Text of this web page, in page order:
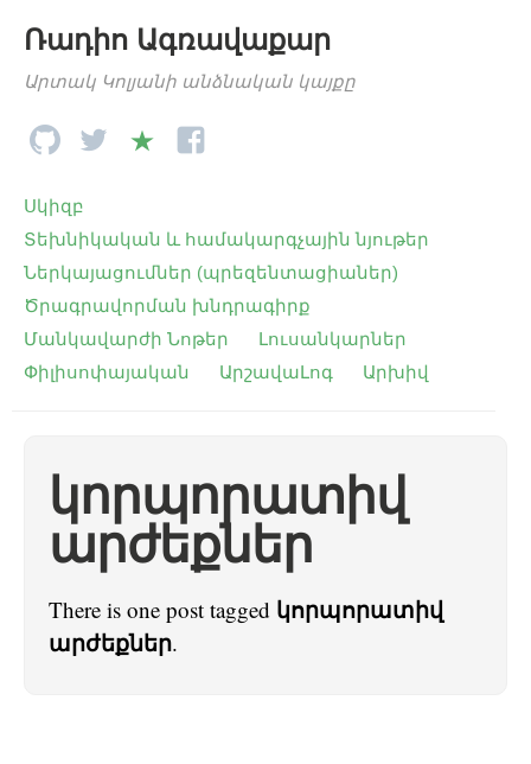
Ռադիո Ագռավաքար
Արտակ Կոլյանի անձնական կայքը
Սկիզբ
Տեխնիկական և համակարգչային նյութեր
Ներկայացումներ (պրեզենտացիաներ)
Ծրագրավորման խնդրագիրք
Մանկավարժի Նոթեր
Լուսանկարներ
Փիլիսոփայական
ԱրշավաԼոգ Արխիվ
կորպորատիվ
արժեքներ
There is one post tagged կորպորատիվ
արժեքներ.